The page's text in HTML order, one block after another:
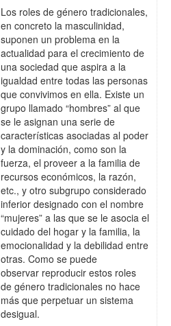
Los roles de género tradicionales,
en concreto la masculinidad,
suponen un problema en la
actualidad para el crecimiento de
una sociedad que aspira a la
igualdad entre todas las personas
que convivimos en ella. Existe un
grupo llamado “hombres” al que
se le asignan una serie de
características asociadasal poder
y la dominación, como son la
fuerza, el proveer a la familia de
recursos económicos, la razón,
etc., y otro subgrupo considerado
inferior designado con el nombre
“mujeres” a las que se le asocia el
cuidado del hogar y la familia, la
emocionalidad y la debilidad entre
otras. Como se puede
observar reproducir estos roles
de género tradicionales no hace
más que perpetuar un sistema
desigual.